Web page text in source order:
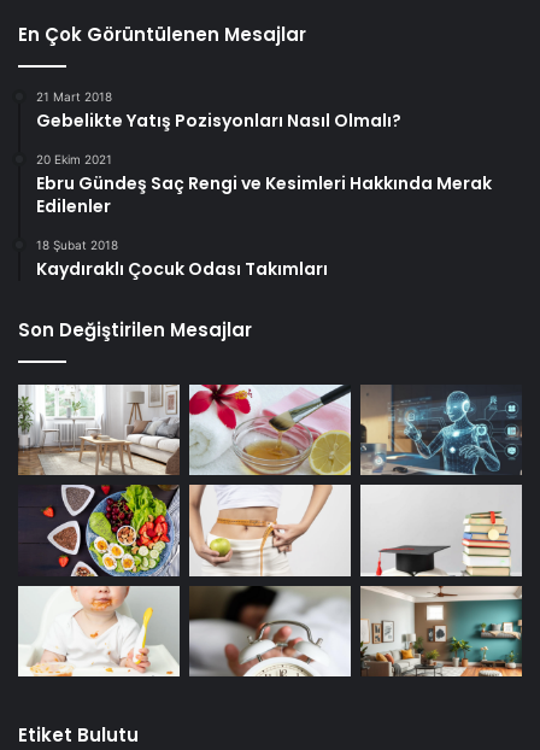
En Çok Görüntülenen Mesajlar
21 Mart 2018
Gebelikte Yatış Pozisyonları Nasıl Olmalı?
20 Ekim 2021
Ebru Gündeş Saç Rengi ve Kesimleri Hakkında Merak
Edilenler
18 Şubat 2018
Kaydıraklı Çocuk Odası Takımları
Son Değiştirilen Mesajlar
Etiket Bulutu